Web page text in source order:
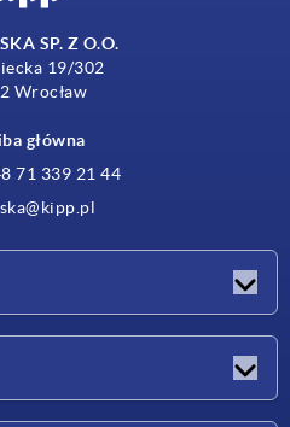
SP. Z O.O.
19/302
Wrocław
główna
71 339 21 44